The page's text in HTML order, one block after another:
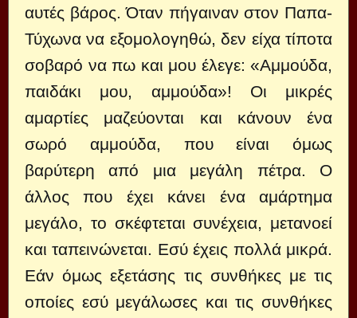
αυτές βάρος. Όταν πήγαιναν στον Παπα-
Τύχωνα να εξομολογηθώ, δεν είχα τίποτα
σοβαρό να πω και μου έλεγε: «Αμμούδα,
παιδάκι μου, αμμούδα»! Οι μικρές
αμαρτίες μαζεύονται και κάνουν ένα
σωρό αμμούδα, που είναι όμως
βαρύτερη από μια μεγάλη πέτρα. Ο
άλλος που έχει κάνει ένα αμάρτημα
μεγάλο, το σκέφτεται συνέχεια, μετανοεί
και ταπεινώνεται. Εσύ έχεις πολλά μικρά.
Εάν όμως εξετάσης τις συνθήκες με τις
οποίες εσύ μεγάλωσες και τις συνθήκες